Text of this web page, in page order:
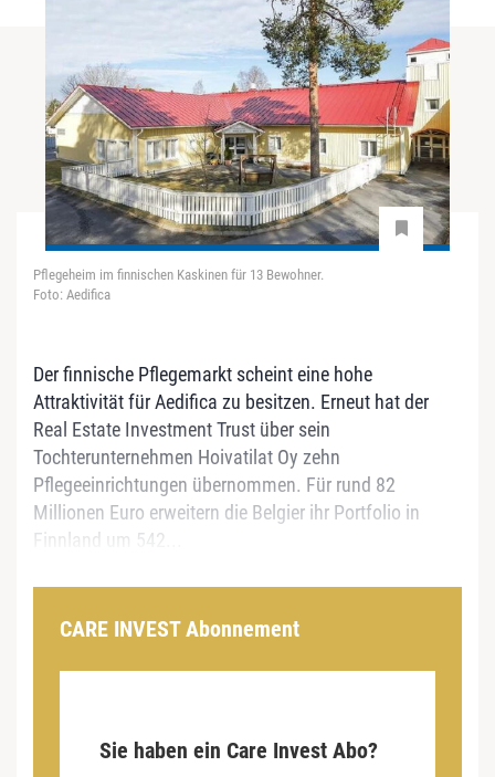
Pflegeheim im finnischen Kaskinen für 13 Bewohner.
Foto: Aedifica
Der finnische Pflegemarkt scheint eine hohe
Attraktivität für Aedifica zu besitzen. Erneut hat der
Real Estate Investment Trust über sein
Tochterunternehmen Hoivatilat Oy zehn
Pflegeeinrichtungen übernommen. Für rund 82
Millionen Euro erweitern die Belgier ihr Portfolio in
Finnland um 542...
CARE INVEST Abonnement
Sie haben ein Care Invest Abo?